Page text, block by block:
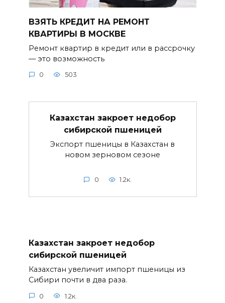
ВЗЯТЬ КРЕДИТ НА РЕМОНТ
КВАРТИРЫ В МОСКВЕ
Ремонт квартир в кредит или в рассрочку
— это возможность
0 503
Казахстан закроет недобор
сибирской пшеницей
Экспорт пшеницы в Казахстан в
новом зерновом сезоне
0 1.2к.
Казахстан закроет недобор
сибирской пшеницей
Казахстан увеличит импорт пшеницы из
Сибири почти в два раза.
0 1.2к.